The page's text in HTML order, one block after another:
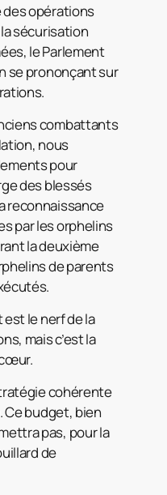
des opérations
sécurisation
le Parlement
se prononçant sur
combattants
nous
pour
des blessés
reconnaissance
par les orphelins
la deuxième
de parents
est le nerf de la
mais c’est la
cohérente
Ce budget, bien
pas, pour la
de